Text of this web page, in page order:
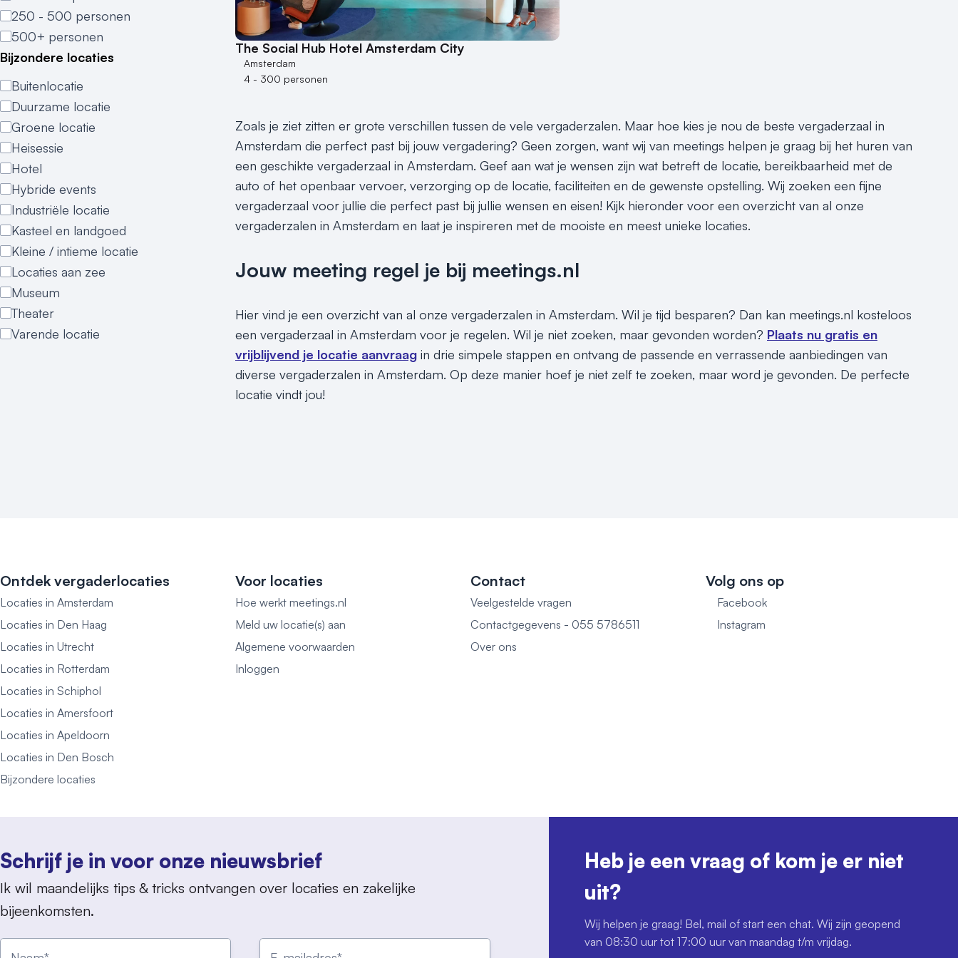
250 - 500 personen
500+ personen
Bijzondere locaties
Buitenlocatie
Duurzame locatie
Groene locatie
Heisessie
Hotel
Hybride events
Industriële locatie
Kasteel en landgoed
Kleine / intieme locatie
Locaties aan zee
Museum
Theater
Varende locatie
The Social Hub Hotel Amsterdam City
Amsterdam
4 - 300 personen
Zoals je ziet zitten er grote verschillen tussen de vele vergaderzalen. Maar hoe kies je nou de beste vergaderzaal in
Amsterdam die perfect past bij jouw vergadering? Geen zorgen, want wij van meetings helpen je graag bij het huren van
een geschikte vergaderzaal in Amsterdam. Geef aan wat je wensen zijn wat betreft de locatie, bereikbaarheid met de
auto of het openbaar vervoer, verzorging op de locatie, faciliteiten en de gewenste opstelling. Wij zoeken een fijne
vergaderzaal voor jullie die perfect past bij jullie wensen en eisen! Kijk hieronder voor een overzicht van al onze
vergaderzalen in Amsterdam en laat je inspireren met de mooiste en meest unieke locaties.
Jouw meeting regel je bij meetings.nl
Hier vind je een overzicht van al onze vergaderzalen in Amsterdam. Wil je tijd besparen? Dan kan meetings.nl kosteloos
een vergaderzaal in Amsterdam voor je regelen. Wil je niet zoeken, maar gevonden worden? Plaats nu gratis en
vrijblijvend je locatie aanvraag in drie simpele stappen en ontvang de passende en verrassende aanbiedingen van
diverse vergaderzalen in Amsterdam. Op deze manier hoef je niet zelf te zoeken, maar word je gevonden. De perfecte
locatie vindt jou!
Ontdek vergaderlocaties
Locaties in Amsterdam
Locaties in Den Haag
Locaties in Utrecht
Locaties in Rotterdam
Locaties in Schiphol
Locaties in Amersfoort
Locaties in Apeldoorn
Locaties in Den Bosch
Bijzondere locaties
Voor locaties
Hoe werkt meetings.nl
Meld uw locatie(s) aan
Algemene voorwaarden
Inloggen
Contact
Veelgestelde vragen
Contactgegevens - 055 5786511
Over ons
Volg ons op
Facebook
Instagram
Schrijf je in voor onze nieuwsbrief
Ik wil maandelijks tips & tricks ontvangen over locaties en zakelijke
bijeenkomsten.
Heb je een vraag of kom je er niet
uit?
Wij helpen je graag! Bel, mail of start een chat. Wij zijn geopend
van 08:30 uur tot 17:00 uur van maandag t/m vrijdag.